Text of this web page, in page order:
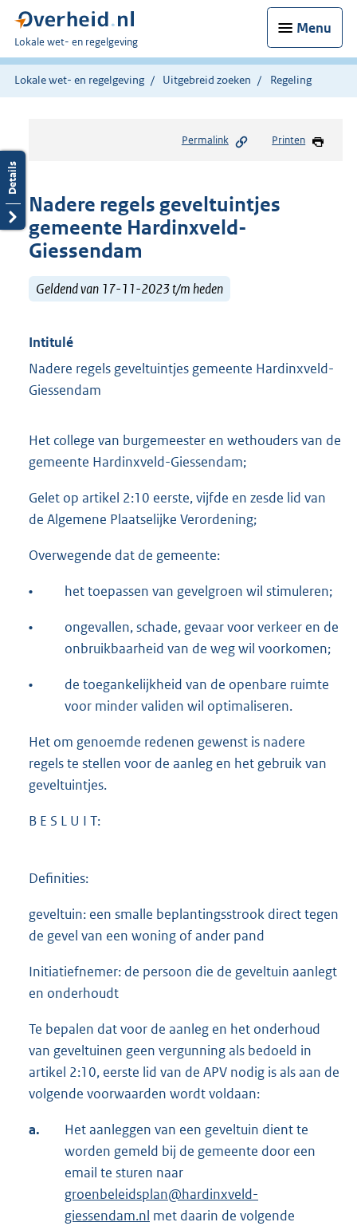
Menu
U
bent
hier:
Lokale wet- en regelgeving
Lokale wet- en regelgeving Uitgebreid zoeken Regeling
Permalink Printen
Nadere regels geveltuintjes
gemeente Hardinxveld-
Giessendam
Geldend van 17-11-2023 t/m heden
Intitulé
Nadere regels geveltuintjes gemeente Hardinxveld-
Giessendam
Het college van burgemeester en wethouders van de
gemeente Hardinxveld-Giessendam;
Gelet op artikel 2:10 eerste, vijfde en zesde lid van
de Algemene Plaatselijke Verordening;
Overwegende dat de gemeente:
• het toepassen van gevelgroen wil stimuleren;
•
ongevallen, schade, gevaar voor verkeer en de
onbruikbaarheid van de weg wil voorkomen;
•
de toegankelijkheid van de openbare ruimte
voor minder validen wil optimaliseren.
Het om genoemde redenen gewenst is nadere
regels te stellen voor de aanleg en het gebruik van
geveltuintjes.
B E S L U I T:
Definities:
geveltuin: een smalle beplantingsstrook direct tegen
de gevel van een woning of ander pand
Initiatiefnemer: de persoon die de geveltuin aanlegt
en onderhoudt
Te bepalen dat voor de aanleg en het onderhoud
van geveltuinen geen vergunning als bedoeld in
artikel 2:10, eerste lid van de APV nodig is als aan de
volgende voorwaarden wordt voldaan:
a.
Het aanleggen van een geveltuin dient te
worden gemeld bij de gemeente door een
email te sturen naar
groenbeleidsplan@hardinxveld-
giessendam.nl met daarin de volgende